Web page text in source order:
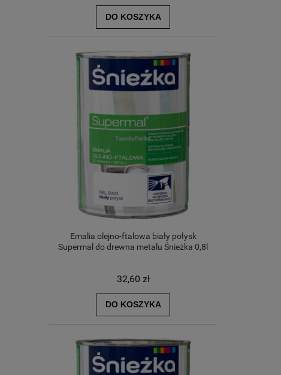
DO KOSZYKA
Emalia olejno-ftalowa biały połysk
Supermal do drewna metalu Śnieżka 0,8l
32,60 zł
DO KOSZYKA